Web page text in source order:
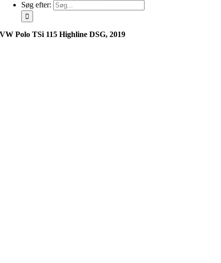
Søg efter:
VW Polo TSi 115 Highline DSG, 2019